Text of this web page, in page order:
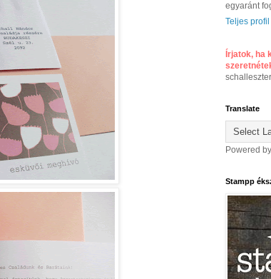
egyaránt
Teljes
Írjatok, ha
Translate
Powered
Stampp